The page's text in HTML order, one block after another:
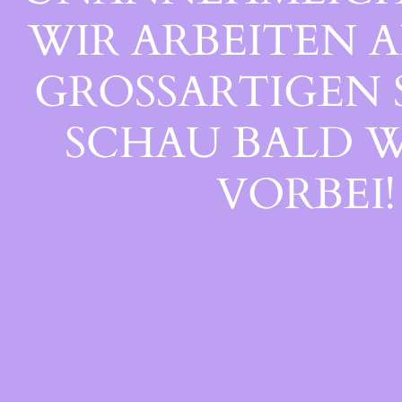
WIR ARBEITEN
GROSSARTIGEN
CHAU BALD
ORBEI!